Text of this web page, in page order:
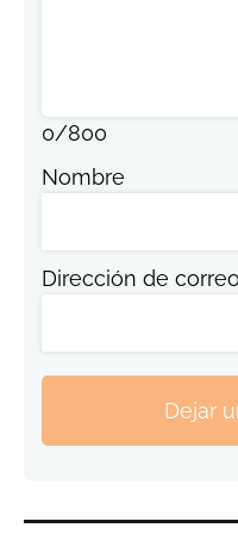
0/800
Nombre
Dirección de correo
Dejar